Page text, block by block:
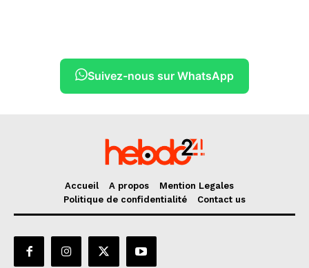
Suivez-nous sur WhatsApp
Accueil A propos
Mention Legales
Politique de confidentialité
Contact us